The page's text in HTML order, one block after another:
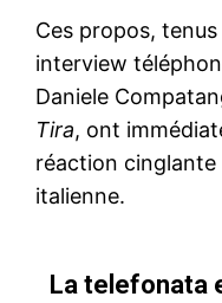
Ces propos, tenus
interview
Daniele
Tira, ont
réaction
italienne.
La telefonata